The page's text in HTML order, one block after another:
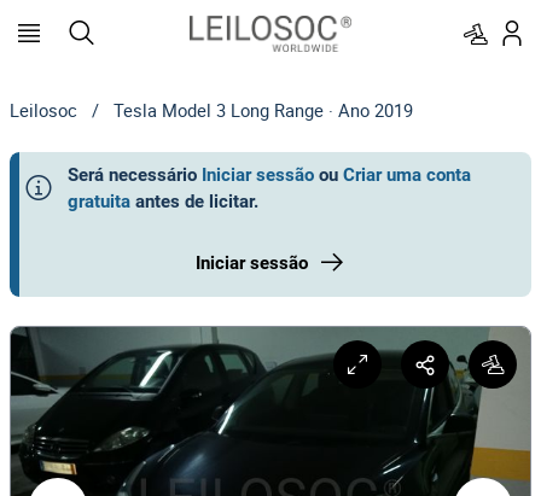
Leilosoc / Tesla Model 3 Long Range · Ano 2019
Será necessário Iniciar sessão ou Criar uma conta
gratuita antes de licitar.
Iniciar sessão